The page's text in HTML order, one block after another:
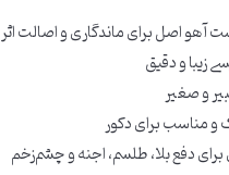
آهو اصل برای ماندگاری و اصالت اثر
و دقیق
و صغیر
مناسب برای دکور
دفع بلا، طلسم، اجنه و چشم‌زخم